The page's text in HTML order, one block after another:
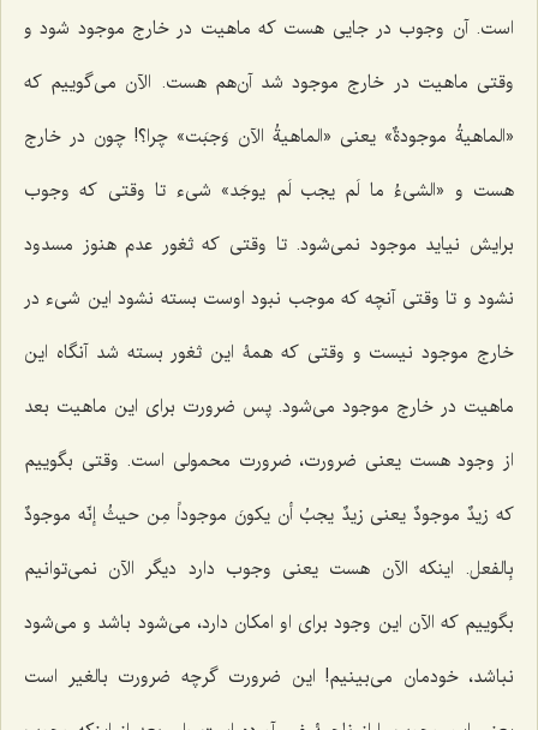
است. آن وجوب در جایی هست که ماهیت در خارج موجود شود و
وقتی ماهیت در خارج موجود شد آن‌هم هست. الآن می‌گوییم که
«الماهیةُ موجودةٌ» یعنی «الماهیةُ الآن وَجبَت» چرا؟! چون در خارج
هست و «الشیءُ ما لَم یجب لَم یوجَد» شیء تا وقتی که وجوب
برایش نیاید موجود نمی‌شود. تا وقتی که ثغور عدم هنوز مسدود
نشود و تا وقتی آنچه که موجب نبود اوست بسته نشود این شیء در
خارج موجود نیست و وقتی که همۀ این ثغور بسته شد آنگاه این
ماهیت در خارج موجود می‌شود. پس ضرورت برای این ماهیت بعد
از وجود هست یعنی ضرورت، ضرورت محمولی است. وقتی بگوییم
که زیدٌ موجودٌ یعنی زیدٌ یجبُ أن یکونَ موجوداً مِن حیثُ إنّه موجودٌ
بِالفعل. اینکه الآن هست یعنی وجوب دارد دیگر الآن نمی‌توانیم
بگوییم که الآن این وجود برای او امکان دارد، می‌شود باشد و می‌شود
نباشد، خودمان می‌بینیم! این ضرورت گرچه ضرورت بالغیر است